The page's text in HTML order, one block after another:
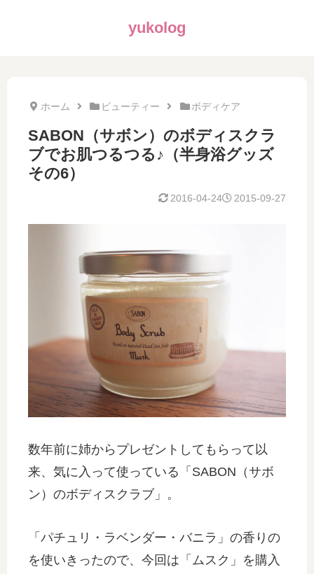
yukolog
ホーム ビューティー ボディケア
SABON（サボン）のボディスクラ
ブでお肌つるつる♪（半身浴グッズ
その6）
2015-09-27
2016-04-24
数年前に姉からプレゼントしてもらって以
来、気に入って使っている「SABON（サボ
ン）のボディスクラブ」。
「パチュリ・ラベンダー・バニラ」の香りの
を使いきったので、今回は「ムスク」を購入